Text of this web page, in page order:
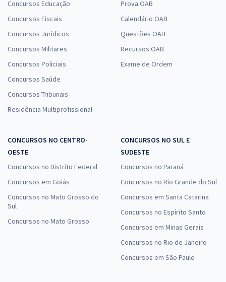
Concursos Educação
Concursos Fiscais
Concursos Jurídicos
Concursos Militares
Concursos Policiais
Concursos Saúde
Concursos Tribunais
Residência Multiprofissional
Prova OAB
Calendário OAB
Questões OAB
Recursos OAB
Exame de Ordem
CONCURSOS NO CENTRO-
OESTE
Concursos no Distrito Federal
Concursos em Goiás
Concursos no Mato Grosso do
Sul
Concursos no Mato Grosso
CONCURSOS NO SUL E
SUDESTE
Concursos no Paraná
Concursos no Rio Grande do Sul
Concursos em Santa Catarina
Concursos no Espírito Santo
Concursos em Minas Gerais
Concursos no Rio de Janeiro
Concursos em São Paulo